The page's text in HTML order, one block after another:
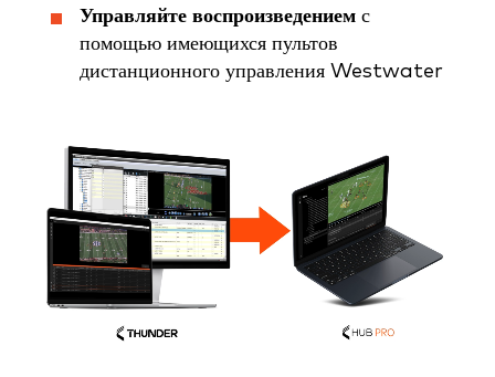
Управляйте воспроизведением с
помощью имеющихся пультов
дистанционного управления Westwater